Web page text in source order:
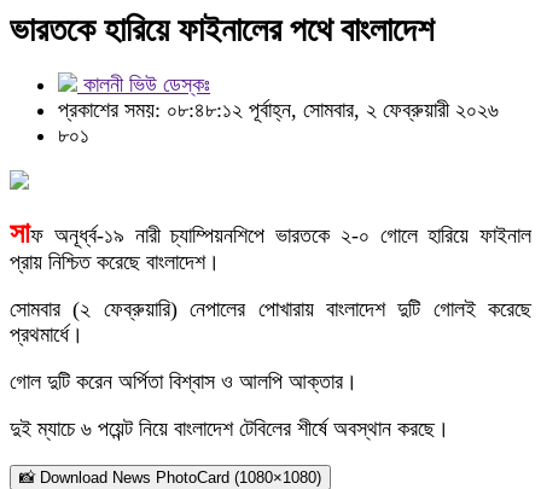
ভারতকে হারিয়ে ফাইনালের পথে বাংলাদেশ
কালনী ভিউ ডেস্কঃ
প্রকাশের সময়: ০৮:৪৮:১২ পূর্বাহ্ন, সোমবার, ২ ফেব্রুয়ারী ২০২৬
৮০১
সাফ অনূর্ধ্ব-১৯ নারী চ্যাম্পিয়নশিপে ভারতকে ২-০ গোলে হারিয়ে ফাইনাল
প্রায় নিশ্চিত করেছে বাংলাদেশ।
সোমবার (২ ফেব্রুয়ারি) নেপালের পোখারায় বাংলাদেশ দুটি গোলই করেছে
প্রথমার্ধে।
গোল দুটি করেন অর্পিতা বিশ্বাস ও আলপি আক্তার।
দুই ম্যাচে ৬ পয়েন্ট নিয়ে বাংলাদেশ টেবিলের শীর্ষে অবস্থান করছে।
📸 Download News PhotoCard (1080×1080)